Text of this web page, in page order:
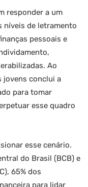
responder a um
níveis de letramento
pessoais e
Ao
jovens conclui a
para tomar
esse quadro
esse cenário.
do Brasil (BCB) e
65% dos
para lidar